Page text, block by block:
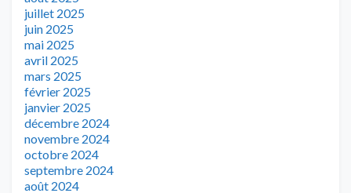
juillet 2025
juin 2025
mai 2025
avril 2025
mars 2025
février 2025
janvier 2025
décembre 2024
novembre 2024
octobre 2024
septembre 2024
août 2024